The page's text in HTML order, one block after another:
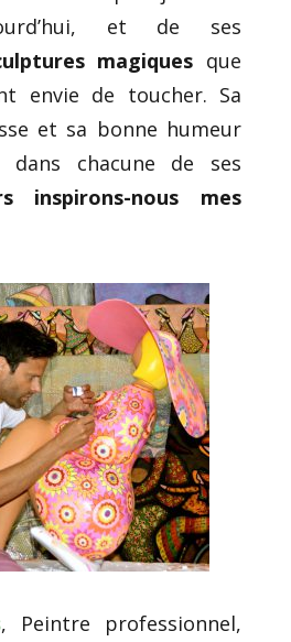
et de ses
magiques que
envie de toucher. Sa
et sa bonne humeur
dans chacune de ses
inspirons-nous mes
, Peintre professionnel,